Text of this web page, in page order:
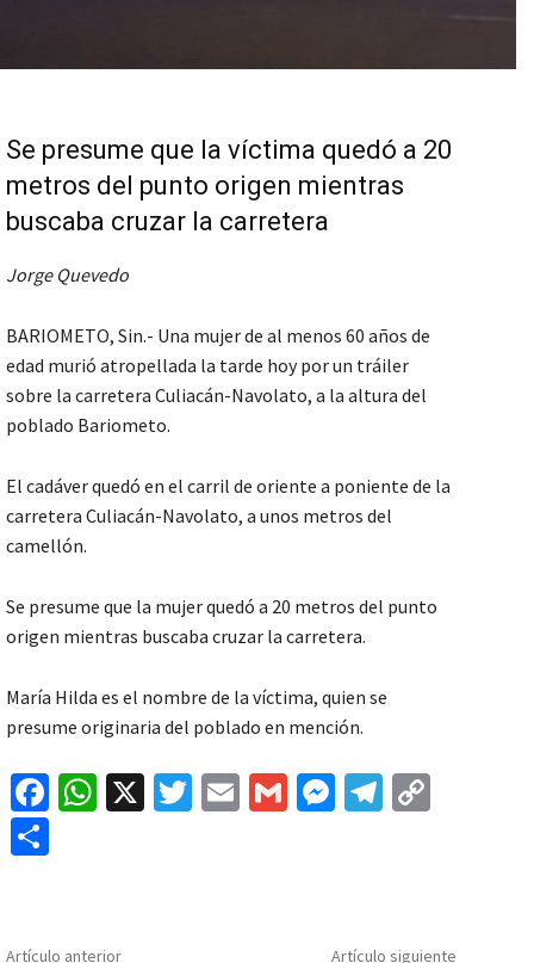
Se presume que la víctima quedó a 20
metros del punto origen mientras
buscaba cruzar la carretera
Jorge Quevedo
BARIOMETO, Sin.- Una mujer de al menos 60 años de
edad murió atropellada la tarde hoy por un tráiler
sobre la carretera Culiacán-Navolato, a la altura del
poblado Bariometo.
El cadáver quedó en el carril de oriente a poniente de la
carretera Culiacán-Navolato, a unos metros del
camellón.
Se presume que la mujer quedó a 20 metros del punto
origen mientras buscaba cruzar la carretera.
María Hilda es el nombre de la víctima, quien se
presume originaria del poblado en mención.
Fa
o
W
p
X
T
E
G
M
ge
Te
m Li
p
Artículo anterior Artículo siguiente